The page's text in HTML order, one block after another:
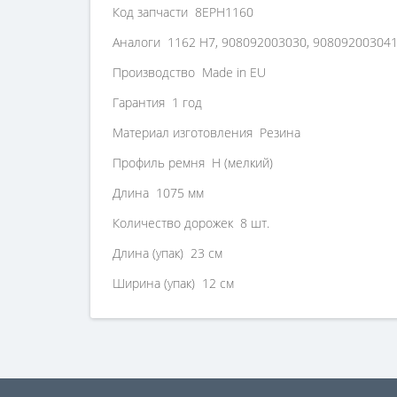
Код запчасти 8EPH1160
Аналоги 1162 H7, 908092003030,
Производство Made in EU
Гарантия 1 год
Материал изготовления Резина
Профиль ремня H (мелкий)
Длина 1075 мм
Количество дорожек 8 шт.
Длина (упак) 23 см
Ширина (упак) 12 см